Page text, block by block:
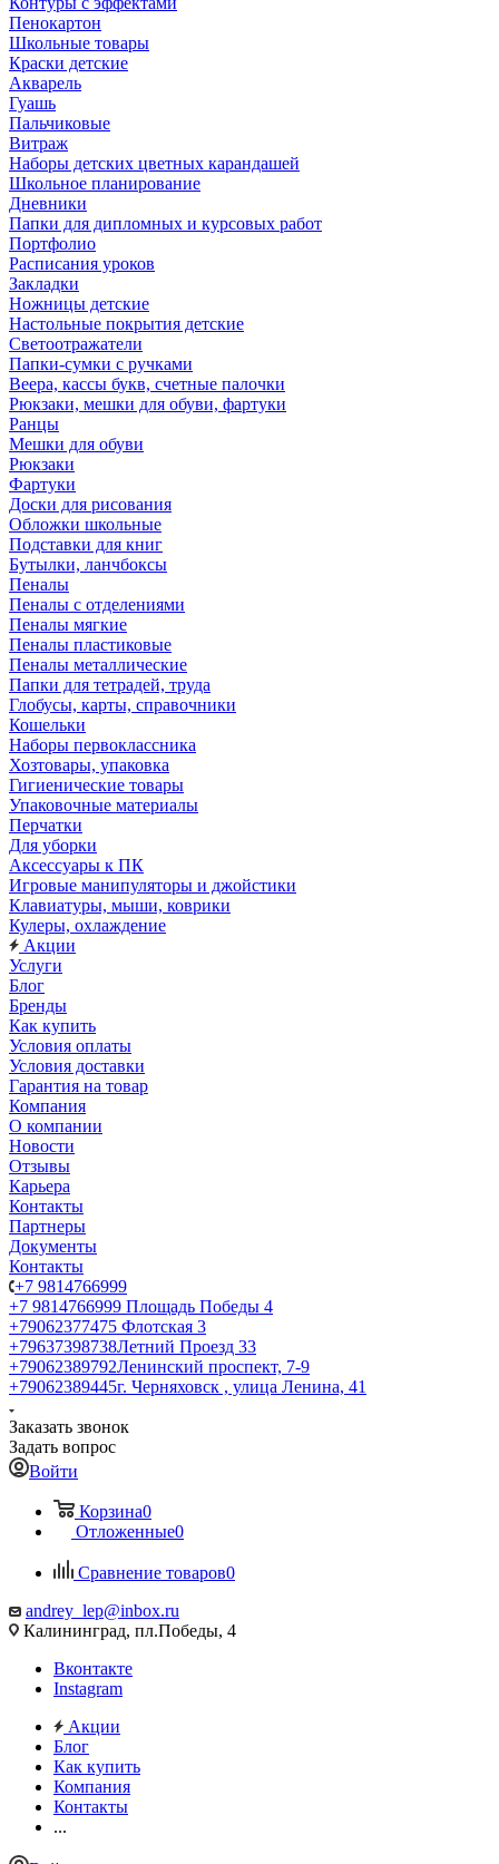
Пенокартон
Школьные товары
Краски детские
Акварель
Гуашь
Пальчиковые
Витраж
Наборы детских цветных карандашей
Школьное планирование
Дневники
Папки для дипломных и курсовых работ
Портфолио
Расписания уроков
Закладки
Ножницы детские
Настольные покрытия детские
Светоотражатели
Папки-сумки с ручками
Веера, кассы букв, счетные палочки
Рюкзаки, мешки для обуви, фартуки
Ранцы
Мешки для обуви
Рюкзаки
Фартуки
Доски для рисования
Обложки школьные
Подставки для книг
Бутылки, ланчбоксы
Пеналы
Пеналы с отделениями
Пеналы мягкие
Пеналы пластиковые
Пеналы металлические
Папки для тетрадей, труда
Глобусы, карты, справочники
Кошельки
Наборы первоклассника
Хозтовары, упаковка
Гигиенические товары
Упаковочные материалы
Перчатки
Для уборки
Аксессуары к ПК
Игровые манипуляторы и джойстики
Клавиатуры, мыши, коврики
Кулеры, охлаждение
Акции
Услуги
Блог
Бренды
Как купить
Условия оплаты
Условия доставки
Гарантия на товар
Компания
О компании
Новости
Отзывы
Карьера
Контакты
Партнеры
Документы
Контакты
+7 9814766999
+7 9814766999 Площадь Победы 4
+79062377475 Флотская 3
+79637398738Летний Проезд 33
+79062389792Ленинский проспект, 7-9
+79062389445г. Черняховск , улица Ленина, 41
Заказать звонок
Задать вопрос
Войти
Корзина0
Отложенные0
Сравнение товаров0
andrey_lep@inbox.ru
Калининград, пл.Победы, 4
Вконтакте
Instagram
Акции
Блог
Как купить
Компания
Контакты
...